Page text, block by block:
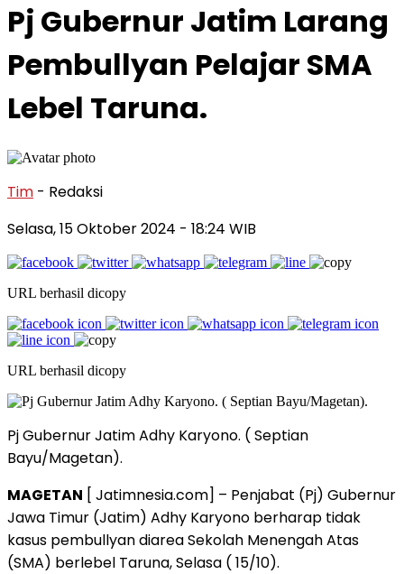
Pj Gubernur Jatim Larang
Pembullyan Pelajar SMA
Lebel Taruna.
Tim - Redaksi
Selasa, 15 Oktober 2024 - 18:24 WIB
URL berhasil dicopy
URL berhasil dicopy
Pj Gubernur Jatim Adhy Karyono. ( Septian
Bayu/Magetan).
MAGETAN [ Jatimnesia.com] – Penjabat (Pj) Gubernur
Jawa Timur (Jatim) Adhy Karyono berharap tidak
kasus pembullyan diarea Sekolah Menengah Atas
(SMA) berlebel Taruna, Selasa ( 15/10).